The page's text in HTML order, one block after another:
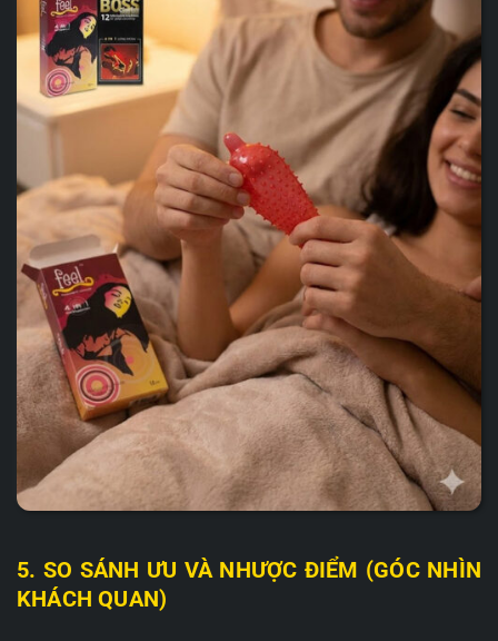
5. SO SÁNH ƯU VÀ NHƯỢC ĐIỂM (GÓC NHÌN
KHÁCH QUAN)